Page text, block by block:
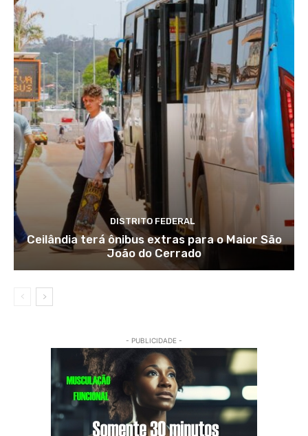
DISTRITO FEDERAL
Ceilândia terá ônibus extras para o Maior São
João do Cerrado
- PUBLICIDADE -